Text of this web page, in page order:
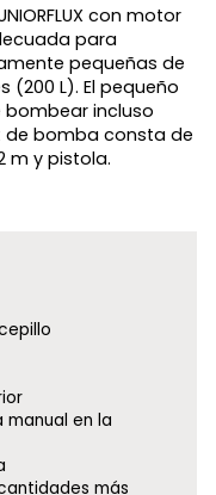
con motor
para
pequeñas de
L). El pequeño
incluso
de bomba consta de
m y pistola.
manual en la
más